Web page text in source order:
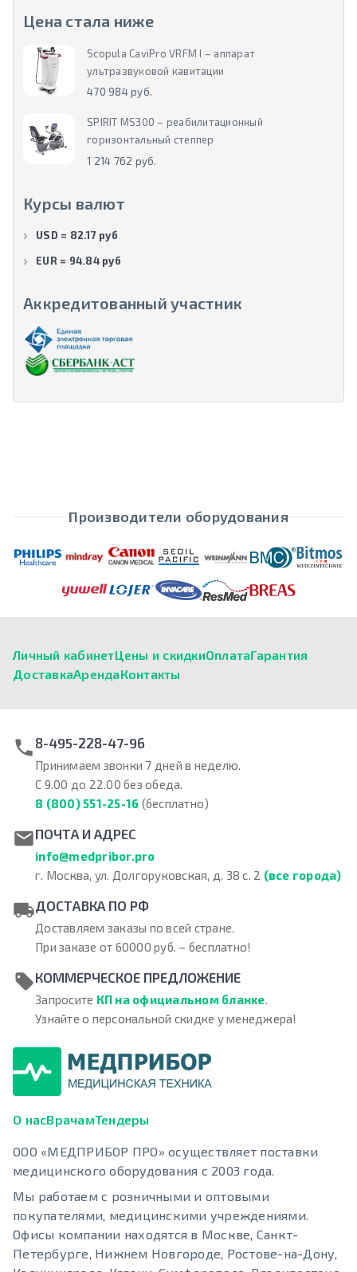
Цена стала ниже
Scopula CaviPro VRFM I – аппарат
ультразвуковой кавитации
470 984 руб.
SPIRIT MS300 – реабилитационный
горизонтальный степпер
1 214 762 руб.
Курсы валют
USD = 82.17 руб
EUR = 94.84 руб
Аккредитованный участник
Производители оборудования
Личный кабинетЦены и скидкиОплатаГарантия
ДоставкаАрендаКонтакты
8-495-228-47-96
Принимаем звонки 7 дней в неделю.
С 9.00 до 22.00 без обеда.
8 (800) 551-25-16 (бесплатно)
ПОЧТА И АДРЕС
info@medpribor.pro
г. Москва, ул. Долгоруковская, д. 38 с. 2 (все города)
ДОСТАВКА ПО РФ
Доставляем заказы по всей стране.
При заказе от 60000 руб. – бесплатно!
КОММЕРЧЕСКОЕ ПРЕДЛОЖЕНИЕ
Запросите КП на официальном бланке.
Узнайте о персональной скидке у менеджера!
О насВрачамТендеры
ООО «МЕДПРИБОР ПРО» осуществляет поставки
медицинского оборудования с 2003 года.
Мы работаем с розничными и оптовыми
покупателями, медицинскими учреждениями.
Офисы компании находятся в Москве, Санкт-
Петербурге, Нижнем Новгороде, Ростове-на-Дону,